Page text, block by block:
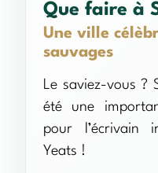
Que faire à
Une ville
sauvages
Le saviez-vous ?
été une
pour l’écrivain
Yeats !